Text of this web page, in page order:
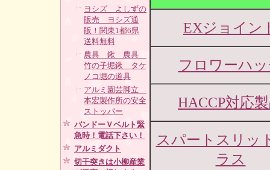
ヨシズ よしずの
販売 ヨシズ通
販！関東1都6県
送料無料
農具 鍬 農具
竹の子堀鍬 タケ
ノコ堀の道具
アルミ園芸脚立
本宏製作所の安全
ストッパー
バンドーＶベルト緊
急時！電話下さい！
アルミダクト
切干突きは小柳産業
EXジョイン
フロワーハ
HACCP対応
スパートスリッ
ラス